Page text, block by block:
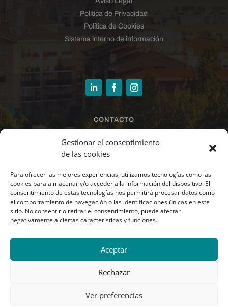
Gestionar el consentimiento
de las cookies
Para ofrecer las mejores experiencias, utilizamos tecnologías como las
cookies para almacenar y/o acceder a la información del dispositivo. El
consentimiento de estas tecnologías nos permitirá procesar datos como
el comportamiento de navegación o las identificaciones únicas en este
sitio. No consentir o retirar el consentimiento, puede afectar
negativamente a ciertas características y funciones.
Aceptar
Rechazar
Ver preferencias
Política de Privacidad
Política de Cookies
Sistema interno de información
CONTACTO
678 44 21 49 · 948 37 07 90
Paseo Santxiki 2.1º.
Oficina L.1.6.